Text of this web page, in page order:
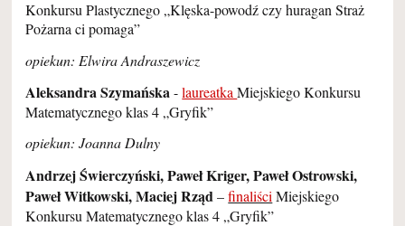
Konkursu Plastycznego „Klęska-powodź czy huragan Straż
Pożarna ci pomaga”
opiekun: Elwira Andraszewicz
Aleksandra Szymańska-laureatkaMiejskiego Konkursu
Matematycznego klas 4 „Gryfik”
opiekun: Joanna Dulny
Andrzej Świerczyński, Paweł Kriger, Paweł Ostrowski,
Paweł Witkowski, Maciej Rząd–finaliści Miejskiego
Konkursu Matematycznego klas 4 „Gryfik”